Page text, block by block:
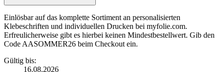
Einlösbar auf das komplette Sortiment an personalisierten
Klebeschriften und individuellen Drucken bei myfolie.com.
Erfreulicherweise gibt es hierbei keinen Mindestbestellwert. Gib den
Code AASOMMER26 beim Checkout ein.
Gültig bis:
16.08.2026